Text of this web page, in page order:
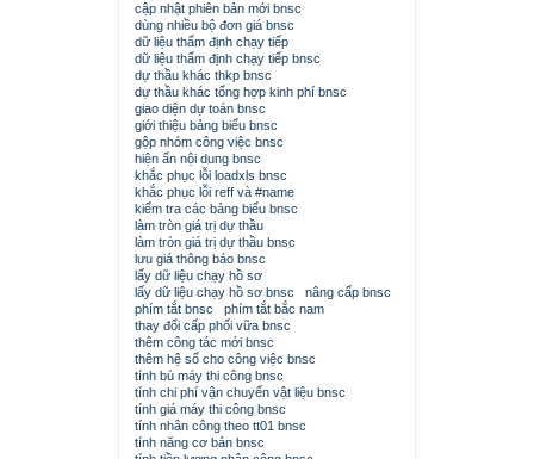
cập nhật phiên bản mới bnsc
dùng nhiều bộ đơn giá bnsc
dữ liệu thẩm định chạy tiếp
dữ liệu thẩm định chạy tiếp bnsc
dự thầu khác thkp bnsc
dự thầu khác tổng hợp kinh phí bnsc
giao diện dự toán bnsc
giới thiệu bảng biểu bnsc
gộp nhóm công việc bnsc
hiện ẩn nội dung bnsc
khắc phục lỗi loadxls bnsc
khắc phục lỗi reff và #name
kiểm tra các bảng biểu bnsc
làm tròn giá trị dự thầu
làm tròn giá trị dự thầu bnsc
lưu giá thông báo bnsc
lấy dữ liệu chạy hồ sơ
lấy dữ liệu chạy hồ sơ bnsc
nâng cấp bnsc
phím tắt bnsc
phím tắt bắc nam
thay đổi cấp phối vữa bnsc
thêm công tác mới bnsc
thêm hệ số cho công việc bnsc
tính bù máy thi công bnsc
tính chi phí vận chuyển vật liệu bnsc
tính giá máy thi công bnsc
tính nhân công theo tt01 bnsc
tính năng cơ bản bnsc